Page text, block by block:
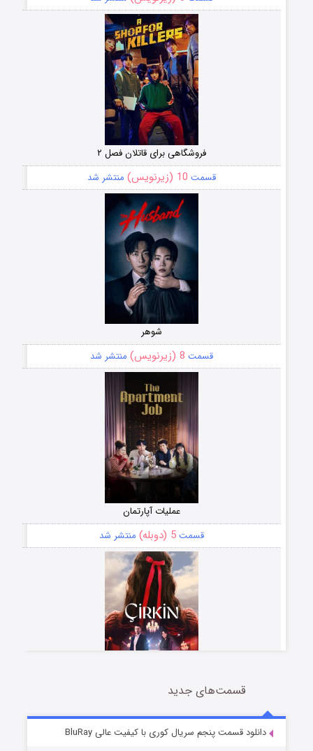
فروشگاهی برای قاتلان فصل ۲
قسمت 10 (زیرنویس) منتشر شد
شوهر
قسمت 8 (زیرنویس) منتشر شد
عملیات آپارتمان
قسمت5 (دوبله) منتشر شد
سریال زشت
قسمت2 (زیرنویس) منتشر شد
قسمت‌های جدید
دانلود قسمت پنجم سریال کوری با کیفیت عالی BluRay